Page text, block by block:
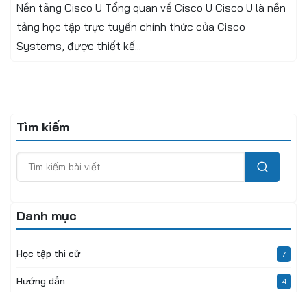
Nền tảng Cisco U Tổng quan về Cisco U Cisco U là nền
tảng học tập trực tuyến chính thức của Cisco
Systems, được thiết kế...
Tìm kiếm
Danh mục
Học tập thi cử 7
Hướng dẫn 4